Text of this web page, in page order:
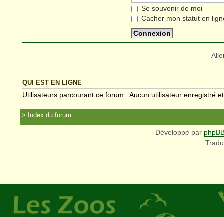
Se souvenir de moi
Cacher mon statut en
QUI EST EN LIGNE
Utilisateurs parcourant ce forum : Aucun utilisateur enregistré
Index du forum
Développé par